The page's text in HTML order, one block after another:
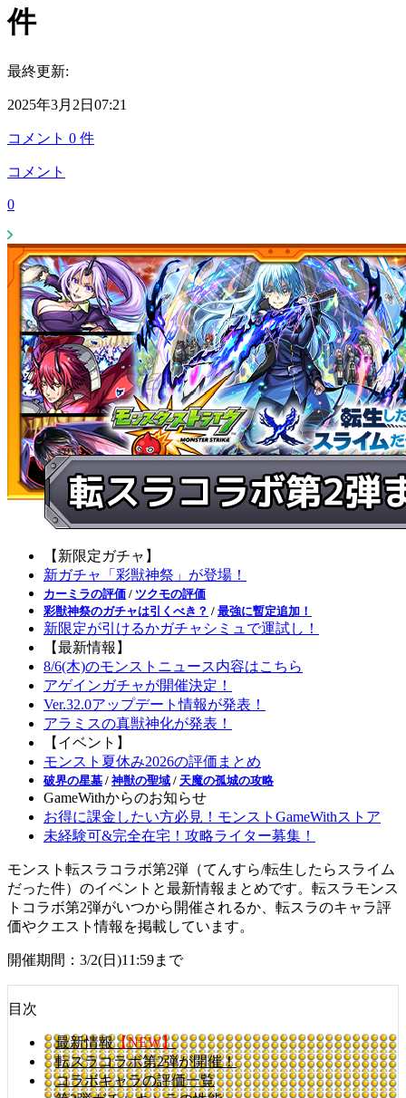
件
最終更新:
2025年3月2日07:21
コメント 0 件
コメント
0
【新限定ガチャ】
新ガチャ「彩獣神祭」が登場！
カーミラの評価 / ツクモの評価
彩獣神祭のガチャは引くべき？ / 最強に暫定追加！
新限定が引けるかガチャシミュで運試し！
【最新情報】
8/6(木)のモンストニュース内容はこちら
アゲインガチャが開催決定！
Ver.32.0アップデート情報が発表！
アラミスの真獣神化が発表！
【イベント】
モンスト夏休み2026の評価まとめ
破界の星墓 / 神獣の聖域 / 天魔の孤城の攻略
GameWithからのお知らせ
お得に課金したい方必見！モンストGameWithストア
未経験可&完全在宅！攻略ライター募集！
モンスト転スラコラボ第2弾（てんすら/転生したらスライム
だった件）のイベントと最新情報まとめです。転スラモンス
トコラボ第2弾がいつから開催されるか、転スラのキャラ評
価やクエスト情報を掲載しています。
開催期間：3/2(日)11:59まで
目次
最新情報【NEW】
転スラコラボ第2弾が開催！
コラボキャラの評価一覧